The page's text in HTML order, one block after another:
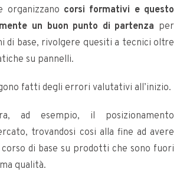
organizzano corsi formativi e questo
un buon punto di partenza per
di base, rivolgere quesiti a tecnici oltre
su pannelli.
fatti degli errori valutativi all’inizio.
ad esempio, il posizionamento
trovandosi cosi alla fine ad avere
di base su prodotti che sono fuori
qualità.